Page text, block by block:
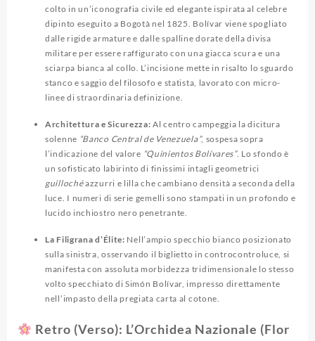
colto in un’iconografia civile ed elegante ispirata al celebre
dipinto eseguito a Bogotà nel 1825. Bolívar viene spogliato
dalle rigide armature e dalle spalline dorate della divisa
militare per essere raffigurato con una giacca scura e una
sciarpa bianca al collo. L’incisione mette in risalto lo sguardo
stanco e saggio del filosofo e statista, lavorato con micro-
linee di straordinaria definizione.
Architettura e Sicurezza: Al centro campeggia la dicitura
solenne “Banco Central de Venezuela”, sospesa sopra
l’indicazione del valore “Quinientos Bolívares”. Lo sfondo è
un sofisticato labirinto di finissimi intagli geometrici
guillochéazzurri e lilla che cambiano densità a seconda della
luce. I numeri di serie gemelli sono stampati in un profondo e
lucido inchiostro nero penetrante.
La Filigrana d’Élite: Nell’ampio specchio bianco posizionato
sulla sinistra, osservando il biglietto in controcontroluce, si
manifesta con assoluta morbidezza tridimensionale lo stesso
volto specchiato di Simón Bolívar, impresso direttamente
nell’impasto della pregiata carta al cotone.
Retro (Verso): L’Orchidea Nazionale (Flor